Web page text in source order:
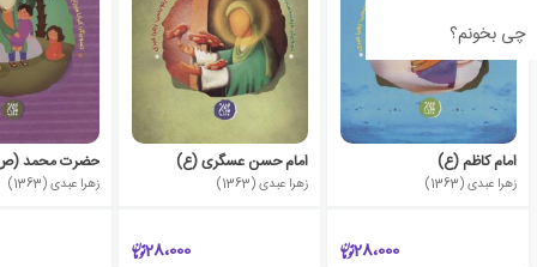
چی بخونم؟
امام کاظم (ع)
زهرا عبدی (1363)
28،000
امام حسن عسگری (ع)
زهرا عبدی (1363)
28،000
حضرت محمد
زهرا عبدی (1363)